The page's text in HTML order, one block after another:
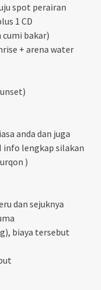
spot perairan
1 CD
cumi bakar)
+ arena water
anda dan juga
info lengkap silakan
)
dan sejuknya
cuma
biaya tersebut